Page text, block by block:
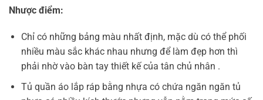
Nhược điểm:
Chỉ có những bảng màu nhất định, mặc dù có thể phối
nhiều màu sắc khác nhau nhưng để làm đẹp hơn thì
phải nhờ vào bàn tay thiết kế của tân chủ nhân .
Tủ quần áo lắp ráp bằng nhựa có chứa ngăn ngăn tủ